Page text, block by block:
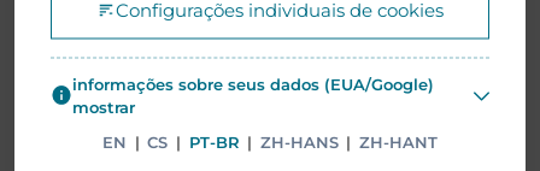
Configurações individuais de cookies
informações sobre seus dados (EUA/Google)
mostrar
EN | CS | PT-BR | ZH-HANS | ZH-HANT